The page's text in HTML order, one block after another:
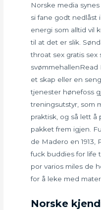
Norske media
si fane godt nedlåst
energi som alltid vil
til at det er slik.
throat sex gratis sex
et skap eller en
tjenester hønefoss
treningsutstyr, som
praktisk, og så lett å
pakket frem igjen.
de Madero en 1913,
fuck buddies for life
por varios miles de
for å leke med
Norske